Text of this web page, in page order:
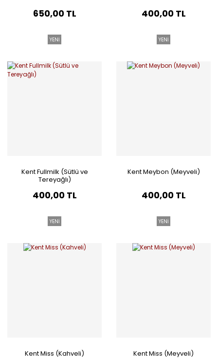
650,00 TL
YENİ
400,00 TL
YENİ
Kent Fullmilk (Sütlü ve
Tereyağlı)
400,00 TL
YENİ
Kent Meybon (Meyveli)
400,00 TL
YENİ
Kent Miss (Kahveli) Kent Miss (Meyveli)